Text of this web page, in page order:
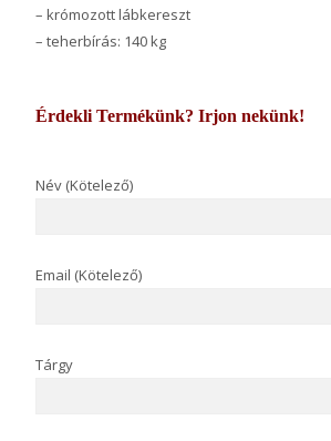
– krómozott lábkereszt
– teherbírás: 140 kg
Érdekli Termékünk? Irjon nekünk!
Név (Kötelező)
Email (Kötelező)
Tárgy